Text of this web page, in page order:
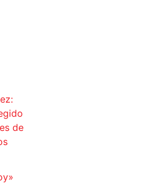
de